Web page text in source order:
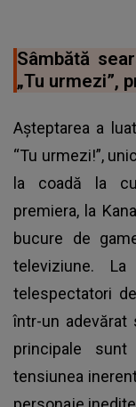
Sâmbătă
„Tu urmezi”,
Așteptarea a
“Tu urmezi!”,
la coadă la
premiera, la
bucure de
televiziune.
telespectatori
într-un adevărat
principale
tensiunea